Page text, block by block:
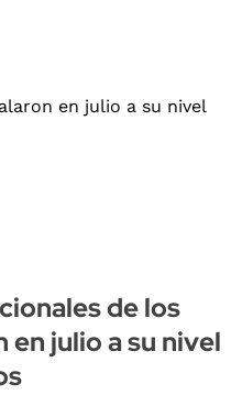
de los
julio a su nivel